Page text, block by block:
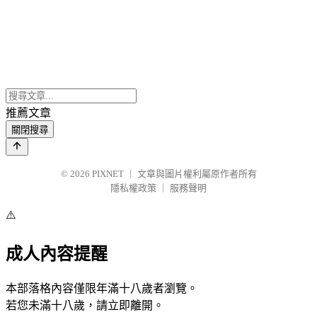
推薦文章
關閉搜尋
© 2026 PIXNET
文章與圖片權利屬原作者所有
隱私權政策
服務聲明
⚠️
成人內容提醒
本部落格內容僅限年滿十八歲者瀏覽。
若您未滿十八歲，請立即離開。